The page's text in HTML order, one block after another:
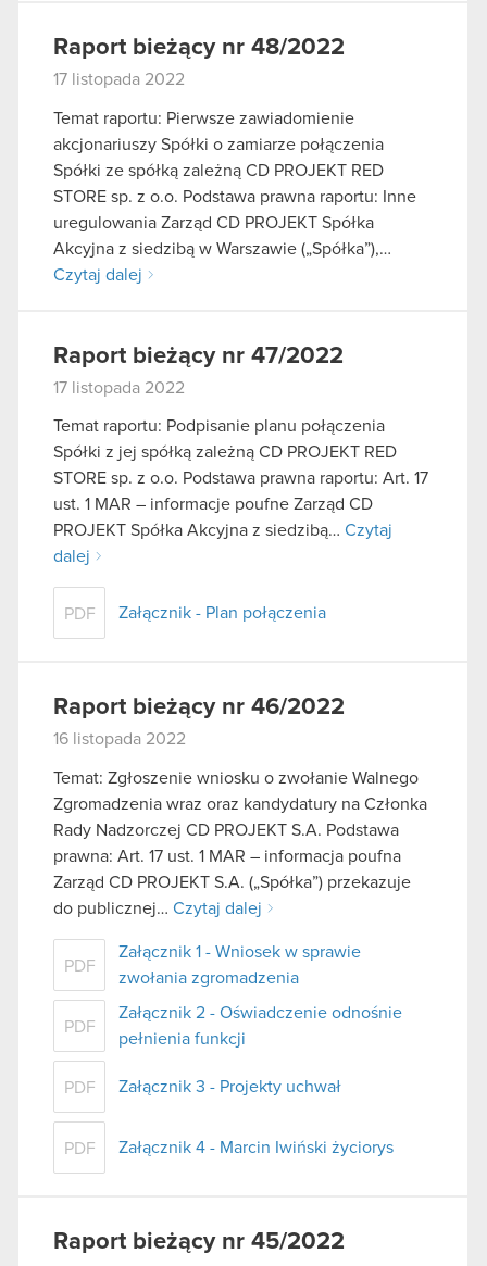
Raport bieżący nr 48/2022
17 listopada 2022
Temat raportu: Pierwsze zawiadomienie
akcjonariuszy Spółki o zamiarze połączenia
Spółki ze spółką zależną CD PROJEKT RED
STORE sp. z o.o. Podstawa prawna raportu: Inne
uregulowania Zarząd CD PROJEKT Spółka
Akcyjna z siedzibą w Warszawie („Spółka”),…
Czytaj dalej
Raport bieżący nr 47/2022
17 listopada 2022
Temat raportu: Podpisanie planu połączenia
Spółki z jej spółką zależną CD PROJEKT RED
STORE sp. z o.o. Podstawa prawna raportu: Art. 17
ust. 1 MAR – informacje poufne Zarząd CD
PROJEKT Spółka Akcyjna z siedzibą… Czytaj
dalej
PDF Załącznik - Plan połączenia
Raport bieżący nr 46/2022
16 listopada 2022
Temat: Zgłoszenie wniosku o zwołanie Walnego
Zgromadzenia wraz oraz kandydatury na Członka
Rady Nadzorczej CD PROJEKT S.A. Podstawa
prawna: Art. 17 ust. 1 MAR – informacja poufna
Zarząd CD PROJEKT S.A. („Spółka”) przekazuje
do publicznej… Czytaj dalej
PDF
Załącznik 1 - Wniosek w sprawie
zwołania zgromadzenia
PDF
Załącznik 2 - Oświadczenie odnośnie
pełnienia funkcji
PDF Załącznik 3 - Projekty uchwał
PDF Załącznik 4 - Marcin Iwiński życiorys
Raport bieżący nr 45/2022